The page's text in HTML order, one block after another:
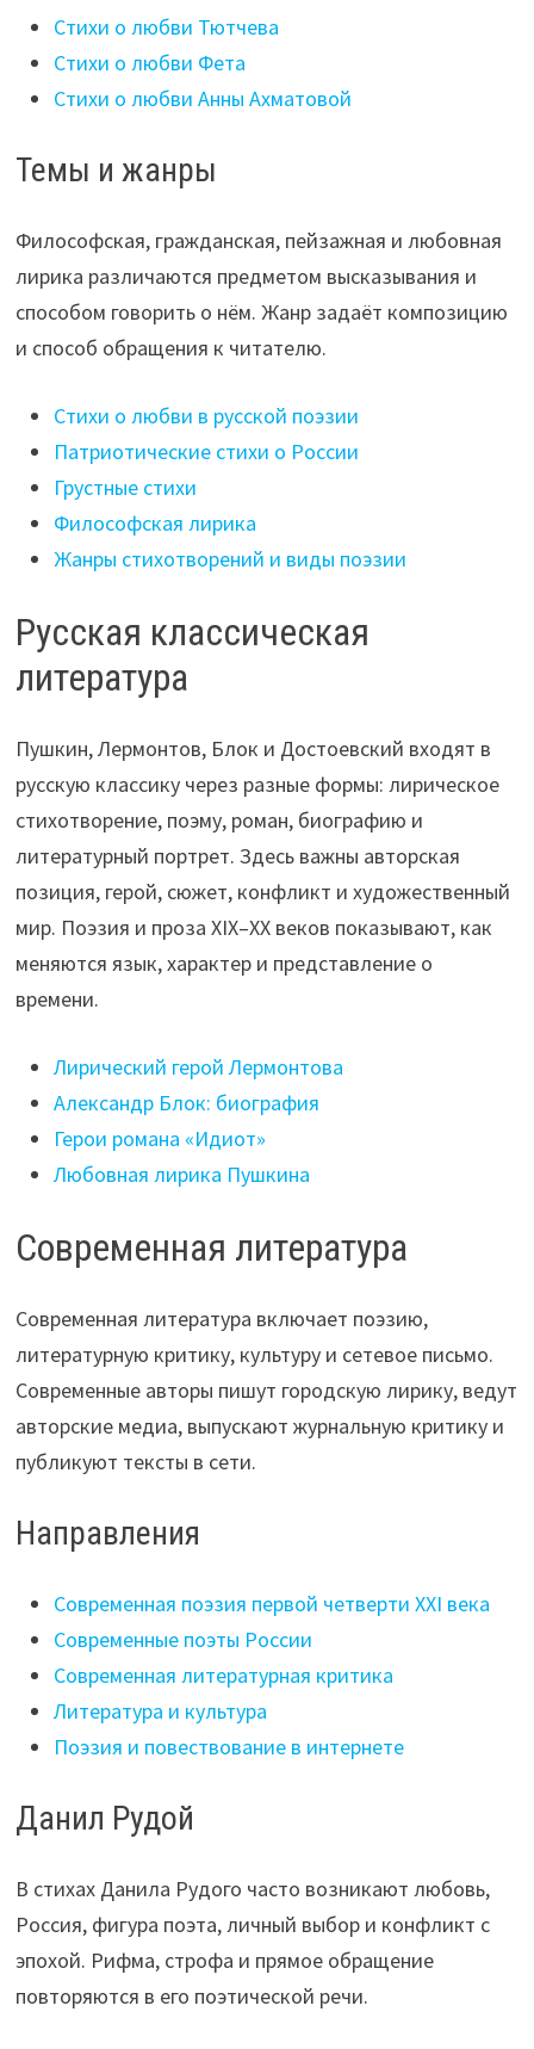
Стихи о любви Тютчева
Стихи о любви Фета
Стихи о любви Анны Ахматовой
Темы и жанры
Философская, гражданская, пейзажная и любовная
лирика различаются предметом высказывания и
способом говорить о нём. Жанр задаёт композицию
и способ обращения к читателю.
Стихи о любви в русской поэзии
Патриотические стихи о России
Грустные стихи
Философская лирика
Жанры стихотворений и виды поэзии
Русская классическая
литература
Пушкин, Лермонтов, Блок и Достоевский входят в
русскую классику через разные формы: лирическое
стихотворение, поэму, роман, биографию и
литературный портрет. Здесь важны авторская
позиция, герой, сюжет, конфликт и художественный
мир. Поэзия и проза XIX–XX веков показывают, как
меняются язык, характер и представление о
времени.
Лирический герой Лермонтова
Александр Блок: биография
Герои романа «Идиот»
Любовная лирика Пушкина
Современная литература
Современная литература включает поэзию,
литературную критику, культуру и сетевое письмо.
Современные авторы пишут городскую лирику, ведут
авторские медиа, выпускают журнальную критику и
публикуют тексты в сети.
Направления
Современная поэзия первой четверти XXI века
Современные поэты России
Современная литературная критика
Литература и культура
Поэзия и повествование в интернете
Данил Рудой
В стихах Данила Рудого часто возникают любовь,
Россия, фигура поэта, личный выбор и конфликт с
эпохой. Рифма, строфа и прямое обращение
повторяются в его поэтической речи.